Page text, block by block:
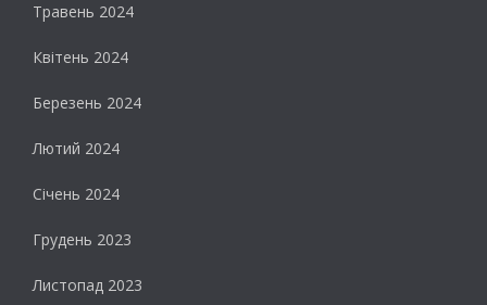
Травень 2024
Квітень 2024
Березень 2024
Лютий 2024
Січень 2024
Грудень 2023
Листопад 2023